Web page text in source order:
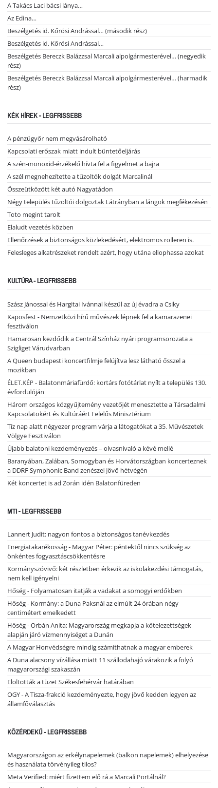
A Takács Laci bácsi lánya…
Az Edina…
Beszélgetés id. Kőrösi Andrással… (második rész)
Beszélgetés id. Kőrösi Andrással…
Beszélgetés Bereczk Balázzsal Marcali alpolgármesterével… (negyedik
rész)
Beszélgetés Bereczk Balázzsal Marcali alpolgármesterével… (harmadik
rész)
KÉK HÍREK - LEGFRISSEBB
A pénzügyőr nem megvásárolható
Kapcsolati erőszak miatt indult büntetőeljárás
A szén-monoxid-érzékelő hívta fel a figyelmet a bajra
A szél megnehezítette a tűzoltók dolgát Marcalinál
Összeütközött két autó Nagyatádon
Négy település tűzoltói dolgoztak Látrányban a lángok megfékezésén
Toto megint tarolt
Elaludt vezetés közben
Ellenőrzések a biztonságos közlekedésért, elektromos rolleren is.
Felesleges alkatrészeket rendelt azért, hogy utána ellophassa azokat
KULTÚRA - LEGFRISSEBB
Szász Jánossal és Hargitai Ivánnal készül az új évadra a Csiky
Kaposfest - Nemzetközi hírű művészek lépnek fel a kamarazenei
fesztiválon
Hamarosan kezdődik a Centrál Színház nyári programsorozata a
Szigliget Várudvarban
A Queen budapesti koncertfilmje felújítva lesz látható ősszel a
mozikban
ÉLET.KÉP - Balatonmáriafürdő: kortárs fotótárlat nyílt a település 130.
évfordulóján
Három országos közgyűjtemény vezetőjét menesztette a Társadalmi
Kapcsolatokért és Kultúráért Felelős Minisztérium
Tíz nap alatt négyezer program várja a látogatókat a 35. Művészetek
Völgye Fesztiválon
Újabb balatoni kezdeményezés – olvasnivaló a kévé mellé
Baranyában, Zalában, Somogyban és Horvátországban koncerteznek
a DDRF Symphonic Band zenészei jövő hétvégén
Két koncertet is ad Zorán idén Balatonfüreden
MTI - LEGFRISSEBB
Lannert Judit: nagyon fontos a biztonságos tanévkezdés
Energiatakarékosság - Magyar Péter: péntektől nincs szükség az
önkéntes fogyasztáscsökkentésre
Kormányszóvivő: két részletben érkezik az iskolakezdési támogatás,
nem kell igényelni
Hőség - Folyamatosan itatják a vadakat a somogyi erdőkben
Hőség - Kormány: a Duna Paksnál az elmúlt 24 órában négy
centimétert emelkedett
Hőség - Orbán Anita: Magyarország megkapja a kötelezettségek
alapján járó vízmennyiséget a Dunán
A Magyar Honvédségre mindig számíthatnak a magyar emberek
A Duna alacsony vízállása miatt 11 szállodahajó várakozik a folyó
magyarországi szakaszán
Eloltották a tüzet Székesfehérvár határában
OGY - A Tisza-frakció kezdeményezte, hogy jövő kedden legyen az
államfőválasztás
KÖZÉRDEKŰ - LEGFRISSEBB
Magyarországon az erkélynapelemek (balkon napelemek) elhelyezése
és használata törvényileg tilos?
Meta Verified: miért fizettem elő rá a Marcali Portálnál?